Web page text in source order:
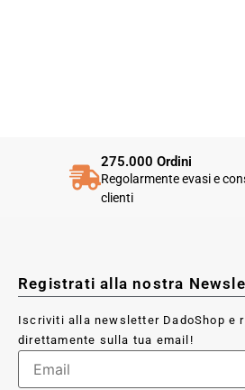
275.000 Ordini
Regolarmente evasi e
clienti
Registrati alla nostra
Iscriviti alla newsletter DadoShop e
direttamente sulla tua email!